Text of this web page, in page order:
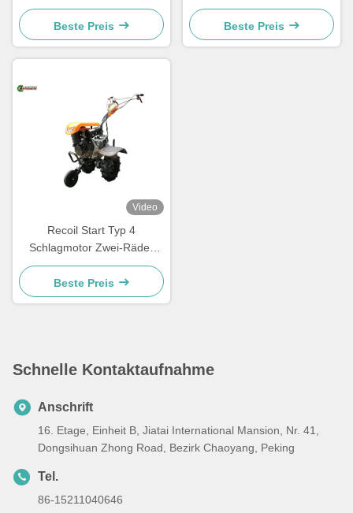
Diesel-Tiller Zwei-Rad-Tiller
7 PS Handzieher
Beste Preis
Kleinbauern
Beste Preis
Video
Recoil Start Typ 4
Schlagmotor Zwei-Räder
Diesel-Antrieb Mini-Tillage-
Maschine Walking Traktor für
die Landwirtschaft
Beste Preis
Schnelle Kontaktaufnahme
Anschrift
16. Etage, Einheit B, Jiatai International Mansion, Nr. 41,
Dongsihuan Zhong Road, Bezirk Chaoyang, Peking
Tel.
86-15211040646